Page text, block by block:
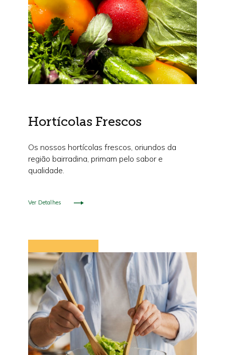
Hortícolas Frescos
Os nossos hortícolas frescos, oriundos da
região bairradina, primam pelo sabor e
qualidade.
Ver Detalhes